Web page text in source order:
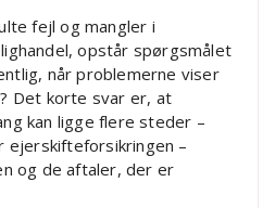
fejl og mangler i
opstår spørgsmålet
når problemerne viser
Det korte svar er, at
kan ligge flere steder –
–
og de aftaler, der er